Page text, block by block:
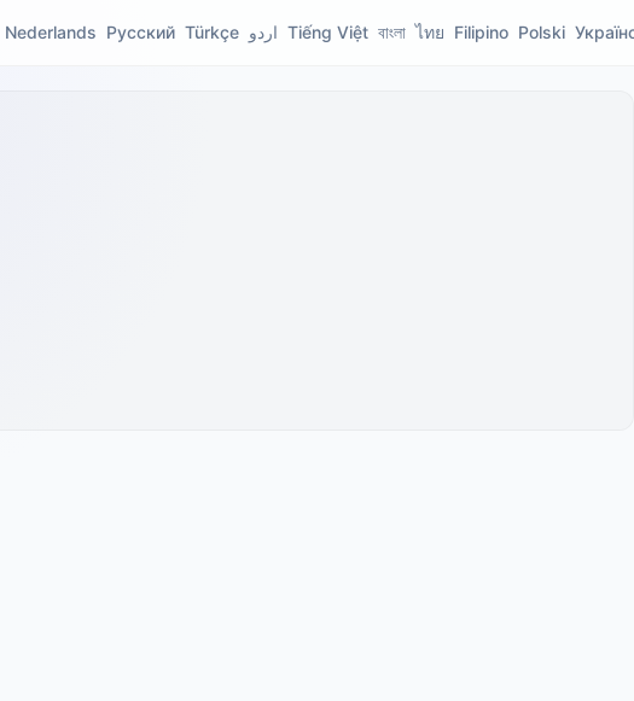
Nederlands Русский Türkçe اردو Tiếng Việt বাংলা ไทย Filipino Polski